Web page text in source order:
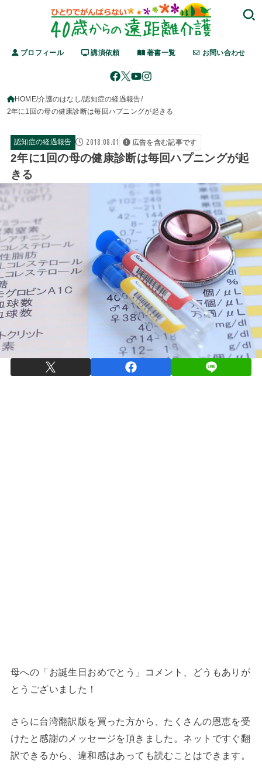
プロフィール 講演依頼 著書一覧 お問い合わせ
HOME 介護のはなし 認知症の経過報告
2年に1回の母の健康診断は毎回ハプニングが起きる
認知症の経過報告 2018.08.01 広告を含む記事です
2年に1回の母の健康診断は毎回ハプニングが起
きる
母への「お誕生日おめでとう」コメント、どうもありが
とうございました！
さらに台湾翻訳版を買った方から、たくさんの恩恵を受
けたと感謝のメッセージを頂きました。ネットですぐ翻
訳できるから、違和感はあっても読むことはできます。